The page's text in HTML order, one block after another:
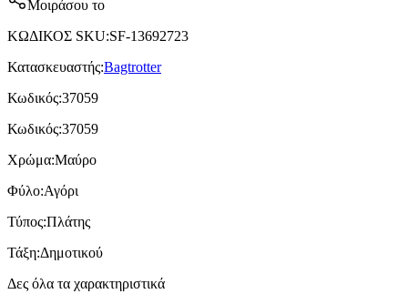
Μοιράσου το
ΚΩΔΙΚΟΣ SKU:SF-13692723
Κατασκευαστής:Bagtrotter
Κωδικός:37059
Κωδικός:37059
Χρώμα:Μαύρο
Φύλο:Αγόρι
Τύπος:Πλάτης
Τάξη:Δημοτικού
Δες όλα τα χαρακτηριστικά